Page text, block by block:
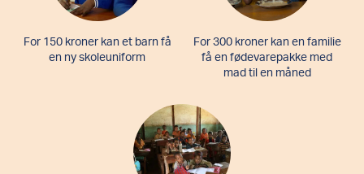
For 150 kroner kan et barn få
en ny skoleuniform
For 300 kroner kan en familie
få en fødevarepakke med
mad til en måned